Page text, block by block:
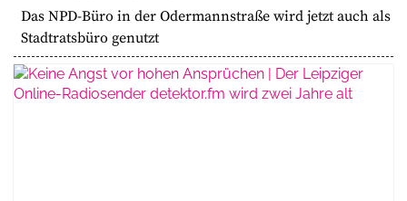
Das NPD-Büro in der Odermannstraße wird jetzt auch als
Stadtratsbüro genutzt